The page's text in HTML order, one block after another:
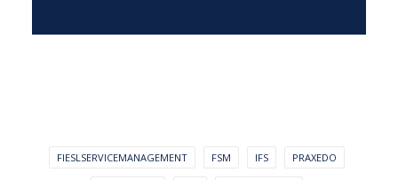
FIESLSERVICEMANAGEMENT FSM IFS PRAXEDO